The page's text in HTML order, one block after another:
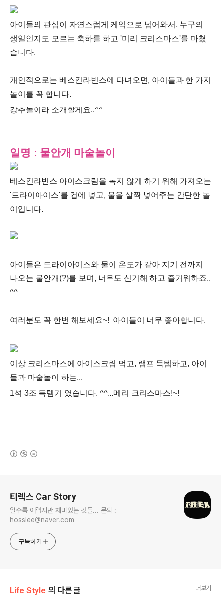
아이들의 관심이 자연스럽게 케익으로 넘어와서, 누구의
생일인지도 모르는 축하를 하고 '미리 크리스마스'를 마쳤
습니다.
개인적으로는 베스킨라빈스에 다녀오면, 아이들과 한 가지
놀이를 꼭 합니다.
강추놀이라 소개할게요..^^
일명 : 물안개 마술놀이
베스킨라빈스 아이스크림을 녹지 않게 하기 위해 가져오는
'드라이아이스'를 컵에 넣고, 물을 살짝 넣어주는 간단한 놀
이입니다.
아이들은 드라이아이스와 물이 온도가 같아 지기 전까지
나오는 물안개(?)를 보며, 너무도 신기해 하고 즐거워하죠..
^^
여러분도 꼭 한번 해보세요~!! 아이들이 너무 좋아합니다.
이상 크리스마스에 아이스크림 먹고, 램프 득템하고, 아이
들과 마술놀이 하는...
1석 3조 득템기 였습니다. ^^...메리 크리스마스!~!
티렉스 Car Story
알수록 어렵지만 재미있는 것들... 문의 :
hosslee@naver.com
구독하기
Life Style 의 다른 글 더보기